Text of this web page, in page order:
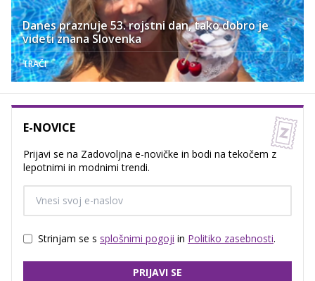
Danes praznuje 53. rojstni dan, tako dobro je
videti znana Slovenka
TRAČI
E-NOVICE
Prijavi se na Zadovoljna e-novičke in bodi na tekočem z
lepotnimi in modnimi trendi.
Strinjam se s splošnimi pogoji in Politiko zasebnosti.
PRIJAVI SE